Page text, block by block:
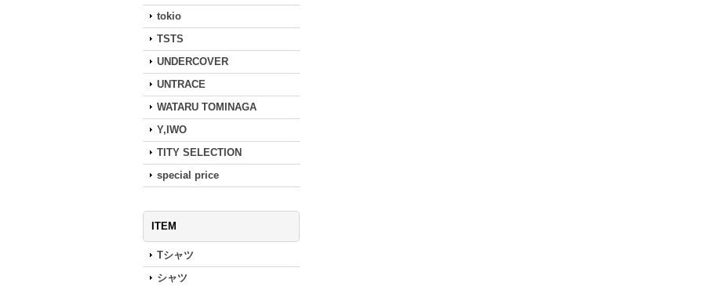
tokio
TSTS
UNDERCOVER
UNTRACE
WATARU TOMINAGA
Y,IWO
TITY SELECTION
special price
ITEM
Tシャツ
シャツ